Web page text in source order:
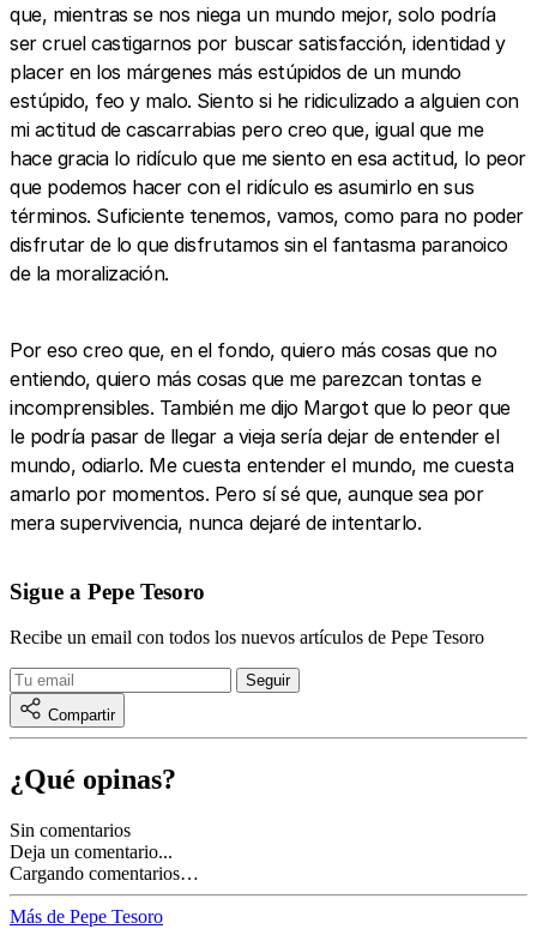
que, mientras se nos niega un mundo mejor, solo podría
ser cruel castigarnos por buscar satisfacción, identidad y
placer en los márgenes más estúpidos de un mundo
estúpido, feo y malo. Siento si he ridiculizado a alguien con
mi actitud de cascarrabias pero creo que, igual que me
hace gracia lo ridículo que me siento en esa actitud, lo peor
que podemos hacer con el ridículo es asumirlo en sus
términos. Suficiente tenemos, vamos, como para no poder
disfrutar de lo que disfrutamos sin el fantasma paranoico
de la moralización.
Por eso creo que, en el fondo, quiero más cosas que no
entiendo, quiero más cosas que me parezcan tontas e
incomprensibles. También me dijo Margot que lo peor que
le podría pasar de llegar a vieja sería dejar de entender el
mundo, odiarlo. Me cuesta entender el mundo, me cuesta
amarlo por momentos. Pero sí sé que, aunque sea por
mera supervivencia, nunca dejaré de intentarlo.
Sigue a Pepe Tesoro
Recibe un email con todos los nuevos artículos de Pepe Tesoro
Compartir
¿Qué opinas?
Sin comentarios
Deja un comentario...
Cargando comentarios…
Más de Pepe Tesoro